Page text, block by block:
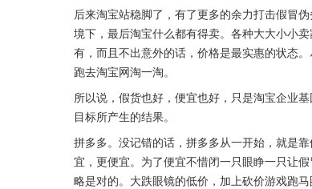
后来淘宝站稳脚了，有了更多的余力打击假冒
境下，最后淘宝什么都有得卖。各种大大小小
有，而且不出意外的话，价格是最实惠的状态
跑去淘宝网淘一淘。
所以说，假货也好，便宜也好，只是淘宝企业
目标所产生的结果。
拼多多。没记错的话，拼多多从一开始，就是
宜，更便宜。为了便宜不惜闭一只眼睁一只让
略是对的。大跌眼镜的低价，加上砍价游戏跑